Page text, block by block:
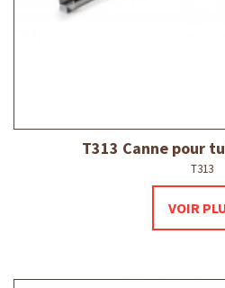
T313 Canne pour
T313
VOIR